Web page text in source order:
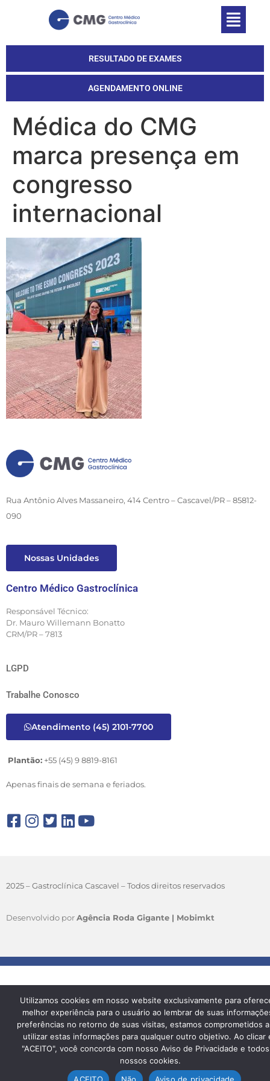
RESULTADO DE EXAMES
AGENDAMENTO ONLINE
Médica do CMG
marca presença em
congresso
internacional
Rua Antônio Alves Massaneiro, 414 Centro – Cascavel/PR – 85812-
090
Nossas Unidades
Centro Médico Gastroclínica
Responsável Técnico:
Dr. Mauro Willemann Bonatto
CRM/PR – 7813
LGPD
Trabalhe Conosco
Atendimento (45) 2101-7700
Plantão: +55 (45) 9 8819-8161
Apenas finais de semana e feriados.
2025 – Gastroclínica Cascavel – Todos direitos reservados
Desenvolvido porAgência Roda Gigante | Mobimkt
Utilizamos cookies em nosso website exclusivamente para
melhor experiência para o usuário ao lembrar de suas
preferências no retorno de suas visitas, estamos comprometidos
utilizar estas informações para qualquer outro objetivo. Ao clicar
"ACEITO", você concorda com nosso Aviso de Privacidade e
nossos cookies.
ACEITO
Não Aviso de privacidade